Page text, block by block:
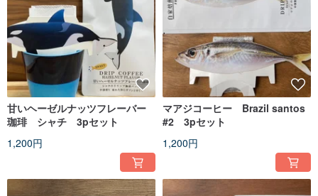
甘いヘーゼルナッツフレーバー
珈琲 シャチ 3pセット
1,200円
マアジコーヒー Brazil santos
#2 3pセット
1,200円